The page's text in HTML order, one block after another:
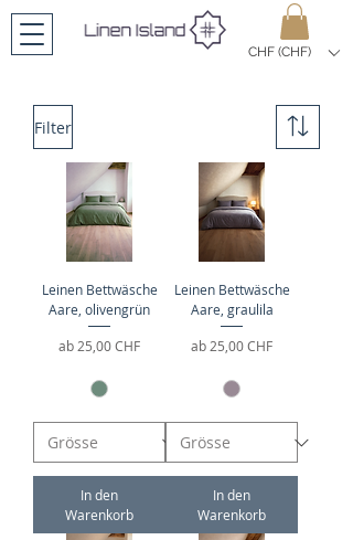
CHF (CHF)
Filter
Leinen Bettwäsche
Aare, olivengrün
ab25,00 CHF
Sale-Preis
In den
Warenkorb
Leinen Bettwäsche
Aare, graulila
ab25,00 CHF
Sale-Preis
In den
Warenkorb